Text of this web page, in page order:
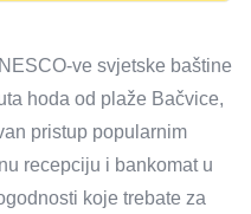
ve svjetske baštine
hoda od plaže Bačvice,
pristup popularnim
recepciju i bankomat u
koje trebate za